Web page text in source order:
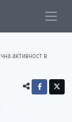
активност в